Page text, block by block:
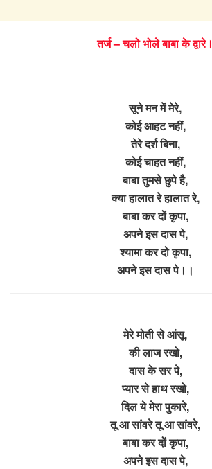
तर्ज – चलो भोले बाबा के द्वारे।
सूने मन में मेरे,
कोई आहट नहीं,
तेरे दर्श बिना,
कोई चाहत नहीं,
बाबा तुमसे छुपे है,
क्या हालात रे हालात रे,
बाबा कर दों कृपा,
अपने इस दास पे,
श्यामा कर दो कृपा,
अपने इस दास पे।।
मेरे मोती से आंसू,
की लाज रखो,
दास के सर पे,
प्यार से हाथ रखो,
दिल ये मेरा पुकारे,
तू आ सांवरे तू आ सांवरे,
बाबा कर दों कृपा,
अपने इस दास पे,